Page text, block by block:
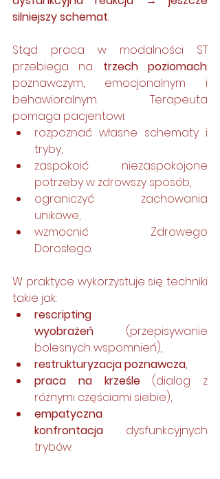
silniejszy schemat.
Stąd praca w modalności ST
przebiega na trzech poziomach:
poznawczym, emocjonalnym i
behawioralnym. Terapeuta
pomaga pacjentowi:
rozpoznać własne schematy i
tryby,
zaspokoić niezaspokojone
potrzeby w zdrowszy sposób,
ograniczyć zachowania
unikowe,
wzmocnić Zdrowego
Dorosłego.
W praktyce wykorzystuje się techniki
takie jak:
rescripting
wyobrażeń (przepisywanie
bolesnych wspomnień),
restrukturyzacja poznawcza,
praca na krześle (dialog z
różnymi częściami siebie),
empatyczna
konfrontacja dysfunkcyjnych
trybów.